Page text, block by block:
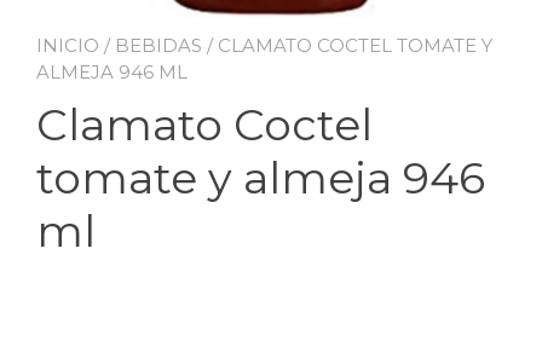
INICIO / BEBIDAS / CLAMATO COCTEL TOMATE Y
ALMEJA 946 ML
Clamato Coctel
tomate y almeja 946
ml